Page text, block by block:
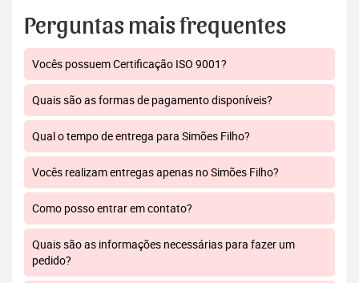
Perguntas mais frequentes
Vocês possuem Certificação ISO 9001?
Quais são as formas de pagamento disponíveis?
Qual o tempo de entrega para Simões Filho?
Vocês realizam entregas apenas no Simões Filho?
Como posso entrar em contato?
Quais são as informações necessárias para fazer um
pedido?